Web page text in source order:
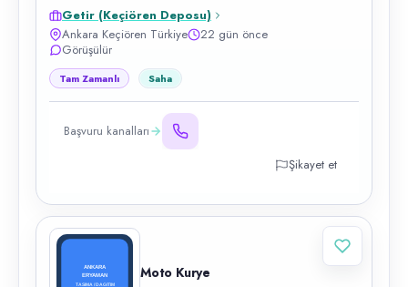
Getir (Keçiören Deposu)
Ankara Keçiören Türkiye
22 gün önce
Görüşülür
Tam Zamanlı Saha
Başvuru kanalları
Şikayet et
Moto Kurye